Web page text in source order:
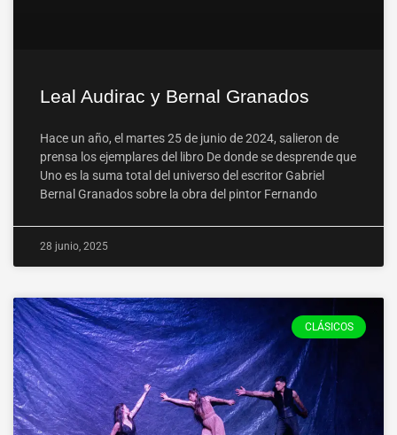
Leal Audirac y Bernal Granados
Hace un año, el martes 25 de junio de 2024, salieron de
prensa los ejemplares del libro De donde se desprende que
Uno es la suma total del universo del escritor Gabriel
Bernal Granados sobre la obra del pintor Fernando
28 junio, 2025
CLÁSICOS